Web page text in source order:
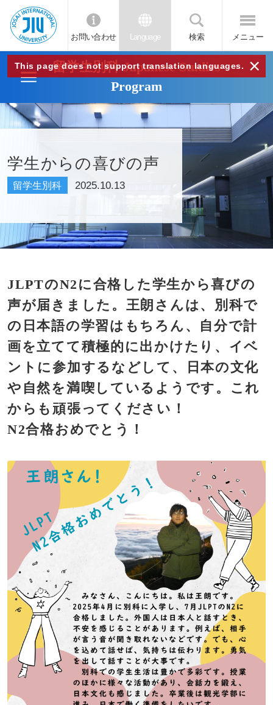
JIU
城西
国際
大学
お問い合わせ Language 検索 メニュー
This page does not support translation languages. ×
留学生別科 Japanese Studies
Program
学生からの喜びの声
留学生別科 2025.10.13
JLPTのN2に合格した学生から喜びの
声が届きました。王朗さんは、別科で
の日本語の学習はもちろん、自分で計
画を立てて積極的に出かけたり、イベ
ントに参加するなどして、日本の文化
や自然を満喫しているようです。これ
からも頑張ってください！
N2合格おめでとう！